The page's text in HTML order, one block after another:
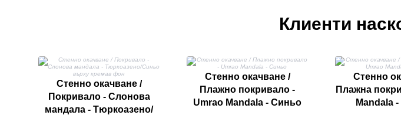
Клиенти
Стенно окачване /
Покривало - Слонова
мандала - Тюркоазено/
Стенно окачване /
Плажно покривало -
Umrao Mandala - Синьо
Стенно
Плажна
Mandala